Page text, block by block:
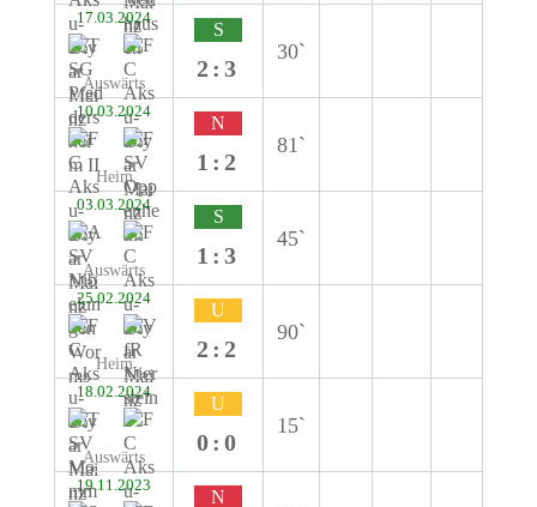
17.03.2024
Auswärts
S
2:3
30`
10.03.2024
Heim
N
1:2
81`
03.03.2024
Auswärts
S
1:3
45`
25.02.2024
Heim
U
2:2
90`
18.02.2024
Auswärts
U
0:0
15`
19.11.2023
N